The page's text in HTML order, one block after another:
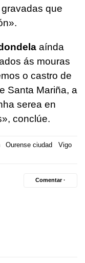
que
aínda
ás mouras
o castro de
Santa Mariña, a
serea en
conclúe.
Ourense ciudad
Vigo
Comentar ·